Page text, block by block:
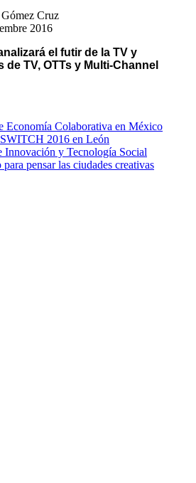
Cruz
2016
el futir de la TV y
TV, OTTs y Multi-Channel
Economía Colaborativa en México
2016 en León
Innovación y Tecnología Social
pensar las ciudades creativas